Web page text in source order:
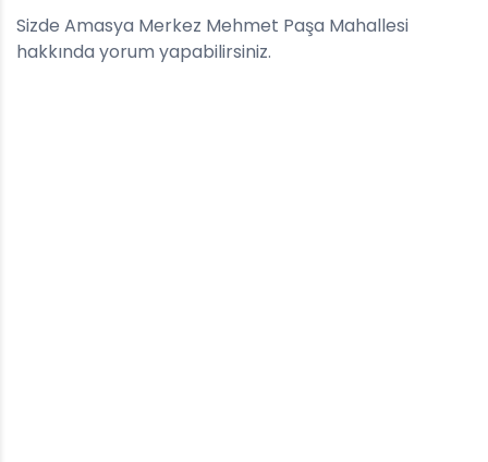
Sizde Amasya Merkez Mehmet Paşa Mahallesi
hakkında yorum yapabilirsiniz.